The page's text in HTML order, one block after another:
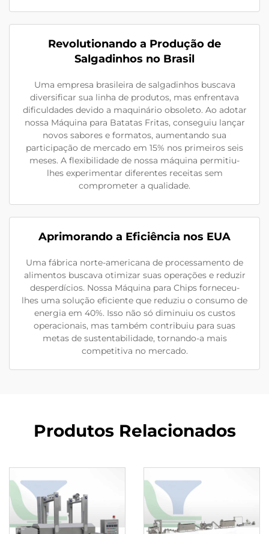
Revolutionando a Produção de
Salgadinhos no Brasil
Uma empresa brasileira de salgadinhos buscava
diversificar sua linha de produtos, mas enfrentava
dificuldades devido a maquinário obsoleto. Ao adotar
nossa Máquina para Batatas Fritas, conseguiu lançar
novos sabores e formatos, aumentando sua
participação de mercado em 15% nos primeiros seis
meses. A flexibilidade de nossa máquina permitiu-
lhes experimentar diferentes receitas sem
comprometer a qualidade.
Aprimorando a Eficiência nos EUA
Uma fábrica norte-americana de processamento de
alimentos buscava otimizar suas operações e reduzir
desperdícios. Nossa Máquina para Chips forneceu-
lhes uma solução eficiente que reduziu o consumo de
energia em 40%. Isso não só diminuiu os custos
operacionais, mas também contribuiu para suas
metas de sustentabilidade, tornando-a mais
competitiva no mercado.
Produtos Relacionados